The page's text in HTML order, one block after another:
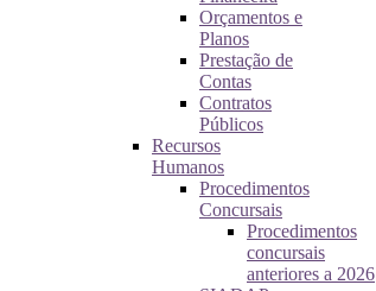
Orçamentos e
Planos
Prestação de
Contas
Contratos
Públicos
Recursos
Humanos
Procedimentos
Concursais
Procedimentos
concursais
anteriores a 2026